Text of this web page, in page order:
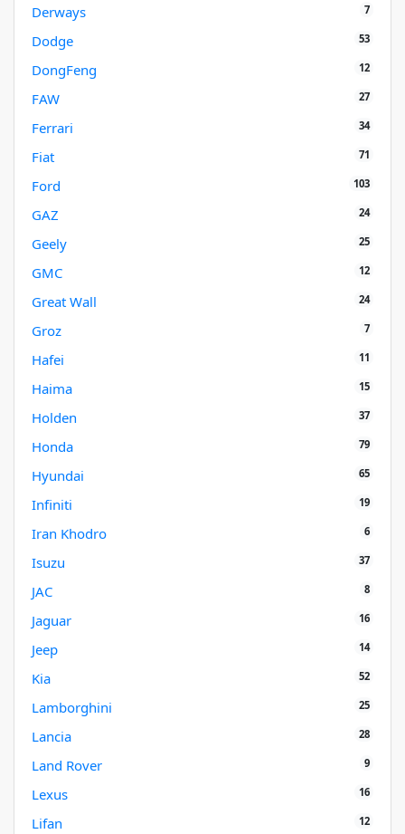
Derways 7
Dodge 53
DongFeng 12
FAW 27
Ferrari 34
Fiat 71
Ford 103
GAZ 24
Geely 25
GMC 12
Great Wall 24
Groz 7
Hafei 11
Haima 15
Holden 37
Honda 79
Hyundai 65
Infiniti 19
Iran Khodro 6
Isuzu 37
JAC 8
Jaguar 16
Jeep 14
Kia 52
Lamborghini 25
Lancia 28
Land Rover 9
Lexus 16
Lifan 12